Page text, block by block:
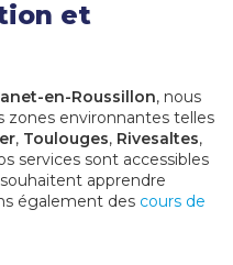
et
en-Roussillon, nous
zones environnantes telles
, Toulouges, Rivesaltes,
services sont accessibles
apprendre
également des cours de